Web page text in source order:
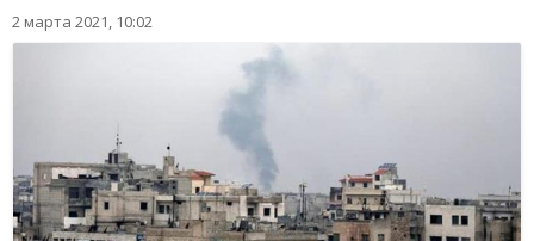
2 марта 2021, 10:02